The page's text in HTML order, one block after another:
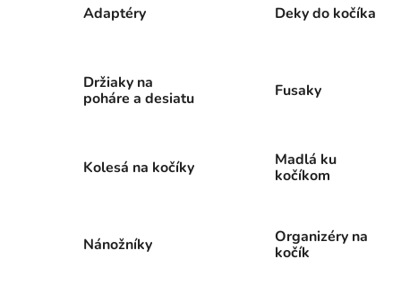
Adaptéry Deky do kočíka
Držiaky na
poháre a desiatu
Fusaky
Kolesá na kočíky
Madlá ku
kočíkom
Nánožníky
Organizéry na
kočík